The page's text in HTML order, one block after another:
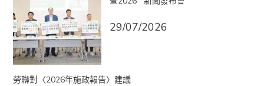
29/07/2026
勞聯對〈2026年施政報告〉建議